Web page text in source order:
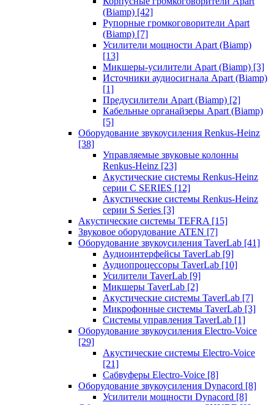
(Biamp) [42]
Рупорные громкоговорители Apart
(Biamp) [7]
Усилители мощности Apart (Biamp)
[13]
Микшеры-усилители Apart (Biamp) [3]
Источники аудиосигнала Apart (Biamp)
[1]
Предусилители Apart (Biamp) [2]
Кабельные органайзеры Apart (Biamp)
[5]
Оборудование звукоусиления Renkus-Heinz
[38]
Управляемые звуковые колонны
Renkus-Heinz [23]
Акустические системы Renkus-Heinz
серии C SERIES [12]
Акустические системы Renkus-Heinz
серии S Series [3]
Акустические системы TEFRA [15]
Звуковое оборудование ATEN [7]
Оборудование звукоусиления TaverLab [41]
Аудиоинтерфейсы TaverLab [9]
Аудиопроцессоры TaverLab [10]
Усилители TaverLab [9]
Микшеры TaverLab [2]
Акустические системы TaverLab [7]
Микрофонные системы TaverLab [3]
Системы управления TaverLab [1]
Оборудование звукоусиления Electro-Voice
[29]
Акустические системы Electro-Voice
[21]
Сабвуферы Electro-Voice [8]
Оборудование звукоусиления Dynacord [8]
Усилители мощности Dynacord [8]